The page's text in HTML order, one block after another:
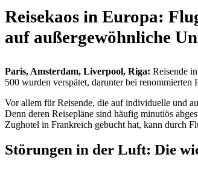
Reisekaos in Europa:
auf außergewöhnliche
Paris, Amsterdam, Liverpool, Riga: Reisende
500 wurden verspätet, darunter bei
Vor allem für Reisende, die auf individuelle und
Denn deren Reisepläne sind häufig minutiös
Zughotel in Frankreich gebucht hat, kann durch
Störungen in der Luft: Die